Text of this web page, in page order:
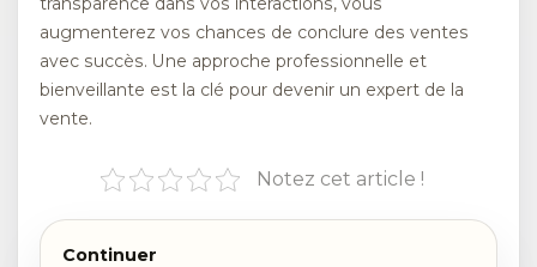
augmenterez vos chances de conclure des ventes
avec succès. Une approche professionnelle et
bienveillante est la clé pour devenir un expert de la
vente.
Notez cet article !
Continuer